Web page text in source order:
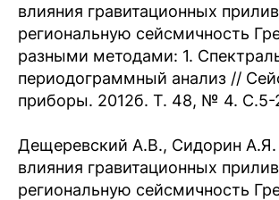
влияния гравитационных
региональную сейсмичность
разными методами: 1.
периодограммный анализ //
приборы. 2012б. Т. 48, № 4. С.5-
Дещеревский А.В., Сидорин А.Я.
влияния гравитационных
региональную сейсмичность